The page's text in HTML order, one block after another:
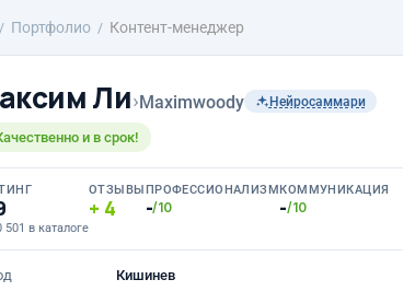
Портфолио Контент-менеджер
Ли›Maximwoody Нейросаммари
и в срок!
в каталоге
ОТЗЫВЫ
4
ПРОФЕССИОНАЛИЗМ
-/10
КОММУНИКАЦИЯ
-/10
Кишинев